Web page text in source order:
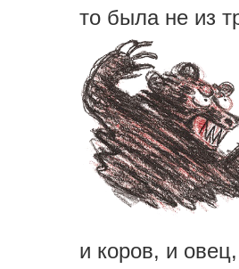
то была не из
и коров, и